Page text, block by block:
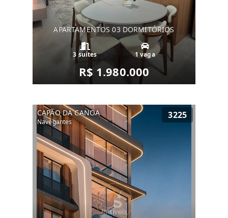
APARTAMENTOS 03 DORMITÓRIOS
3 suítes 1 vaga
R$ 1.980.000
CAPÃO DA CANOA
Navegantes
3225